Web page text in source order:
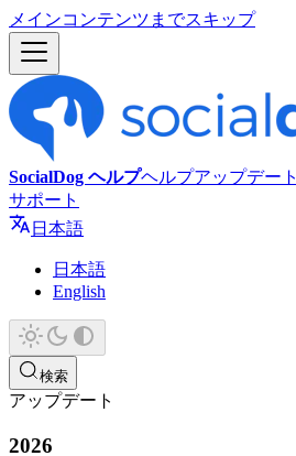
メインコンテンツまでスキップ
SocialDog ヘルプヘルプアップデート
サポート
日本語
日本語
English
検索
アップデート
2026